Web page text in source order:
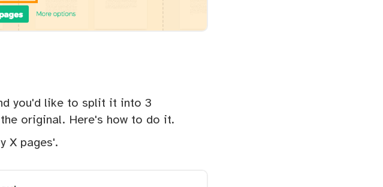
you'd like to split it into 3
original. Here's how to do it.
X pages'.